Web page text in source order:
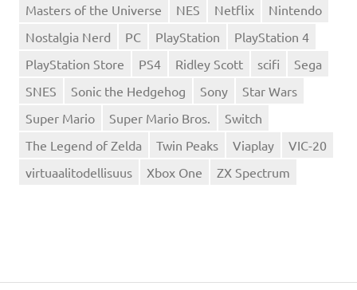
Masters of the Universe
NES Netflix
Nintendo
Nostalgia Nerd
PC PlayStation
PlayStation 4
PlayStation Store
PS4 Ridley Scott scifi
Sega
SNES
Sonic the Hedgehog Sony
Star Wars
Super Mario
Super Mario Bros.
Switch
The Legend of Zelda
Twin Peaks Viaplay
VIC-20
virtuaalitodellisuus
Xbox One ZX Spectrum